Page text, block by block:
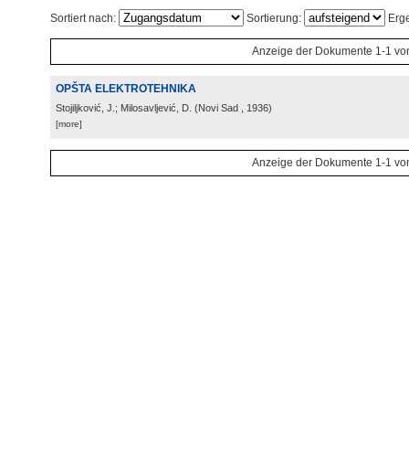
Sortiert nach: Sortierung:
Anzeige der Dokumente 1-1
OPŠTA ELEKTROTEHNIKA
Stojiljković, J.; Milosavljević, D. (Novi Sad , 1936)
[more]
Anzeige der Dokumente 1-1